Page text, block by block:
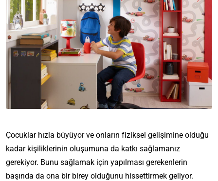
Çocuklar hızla büyüyor ve onların fiziksel gelişimine olduğu
kadar kişiliklerinin oluşumuna da katkı sağlamanız
gerekiyor. Bunu sağlamak için yapılması gerekenlerin
başında da ona bir birey olduğunu hissettirmek geliyor.